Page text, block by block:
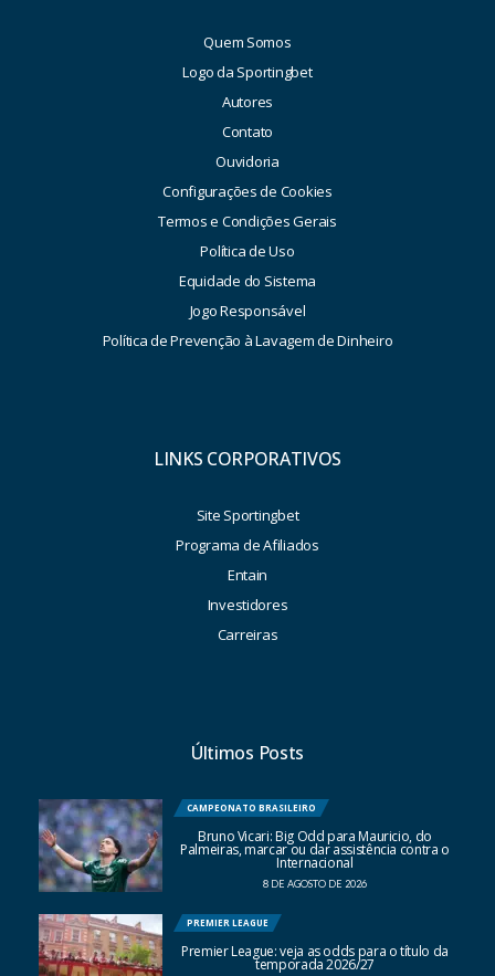
Quem Somos
Logo da Sportingbet
Autores
Contato
Ouvidoria
Configurações de Cookies
Termos e Condições Gerais
Política de Uso
Equidade do Sistema
Jogo Responsável
Política de Prevenção à Lavagem de Dinheiro
LINKS CORPORATIVOS
Site Sportingbet
Programa de Afiliados
Entain
Investidores
Carreiras
Últimos Posts
CAMPEONATO BRASILEIRO
Bruno Vicari: Big Odd para Mauricio, do
Palmeiras, marcar ou dar assistência contra o
Internacional
8 DE AGOSTO DE 2026
PREMIER LEAGUE
Premier League: veja as odds para o título da
temporada 2026/27